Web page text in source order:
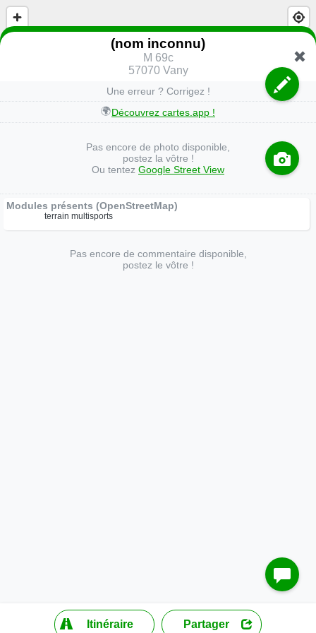
MapLibre OpenStreetMap contributors
(nom inconnu)
M 69c
57070 Vany
Une erreur ? Corrigez !
🌍Découvrez cartes.app !
Pas encore de photo disponible,
postez la vôtre !
Ou tentez Google Street View
Modules présents (OpenStreetMap)
terrain multisports
Pas encore de commentaire disponible,
postez le vôtre !
Itinéraire Partager